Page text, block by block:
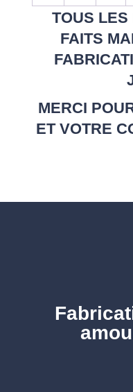
TOUS LES
FAITS
MERCI
ET VOTRE